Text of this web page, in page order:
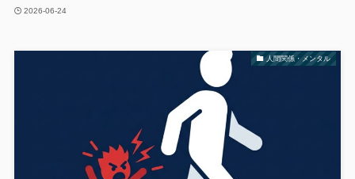
2026-06-24
人間関係・メンタル